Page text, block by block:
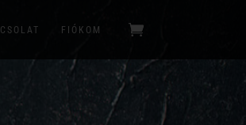
FIÓKOM